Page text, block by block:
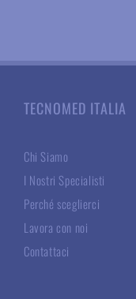
TECNOMED ITALIA
Chi Siamo
I Nostri Specialisti
Perché sceglierci
Lavora con noi
Contattaci